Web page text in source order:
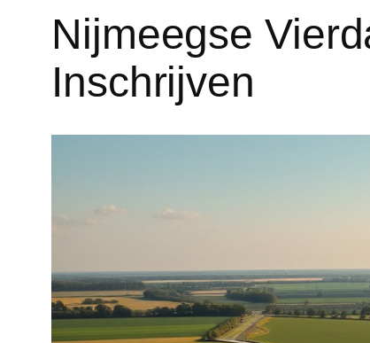
Nijmeegse
Inschrijven